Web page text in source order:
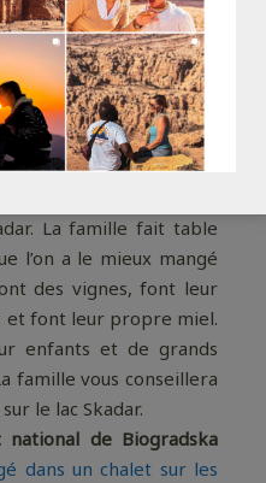
au
,nous avons logé
le jardin d’une super
La famille fait table
l’on a le mieux mangé
des vignes, font leur
et font leur propre miel.
enfants et de grands
famille vous conseillera
le lac Skadar.
de Biogradska
dans un chalet sur les